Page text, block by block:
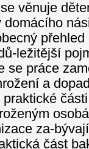
věnuje
domácího
ležitější
se práce
a
za-
část